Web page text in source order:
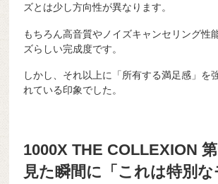
ズとは少し方向性が異なります。
もちろん高音質やノイズキャンセリング性
ズらしい完成度です。
しかし、それ以上に「所有する満足感」を
れている印象でした。
1000X THE COLLEXION 第
見た瞬間に「これは特別な